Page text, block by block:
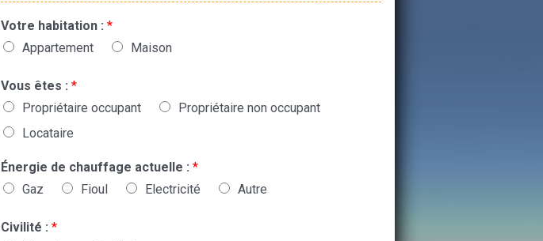
Votre habitation : *
Appartement
Maison
Vous êtes : *
Propriétaire occupant
Propriétaire non occupant
Locataire
Énergie de chauffage actuelle : *
Gaz
Fioul Electricité Autre
Civilité : *